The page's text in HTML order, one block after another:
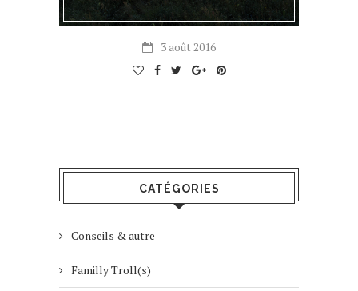
3 août 2016
CATÉGORIES
Conseils & autre
Familly Troll(s)